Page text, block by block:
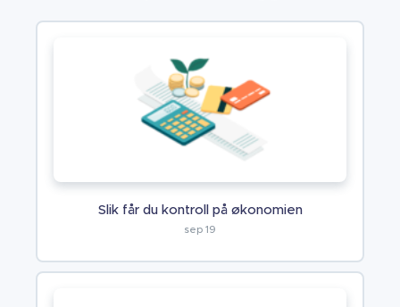
Slik får du kontroll på økonomien
sep 19